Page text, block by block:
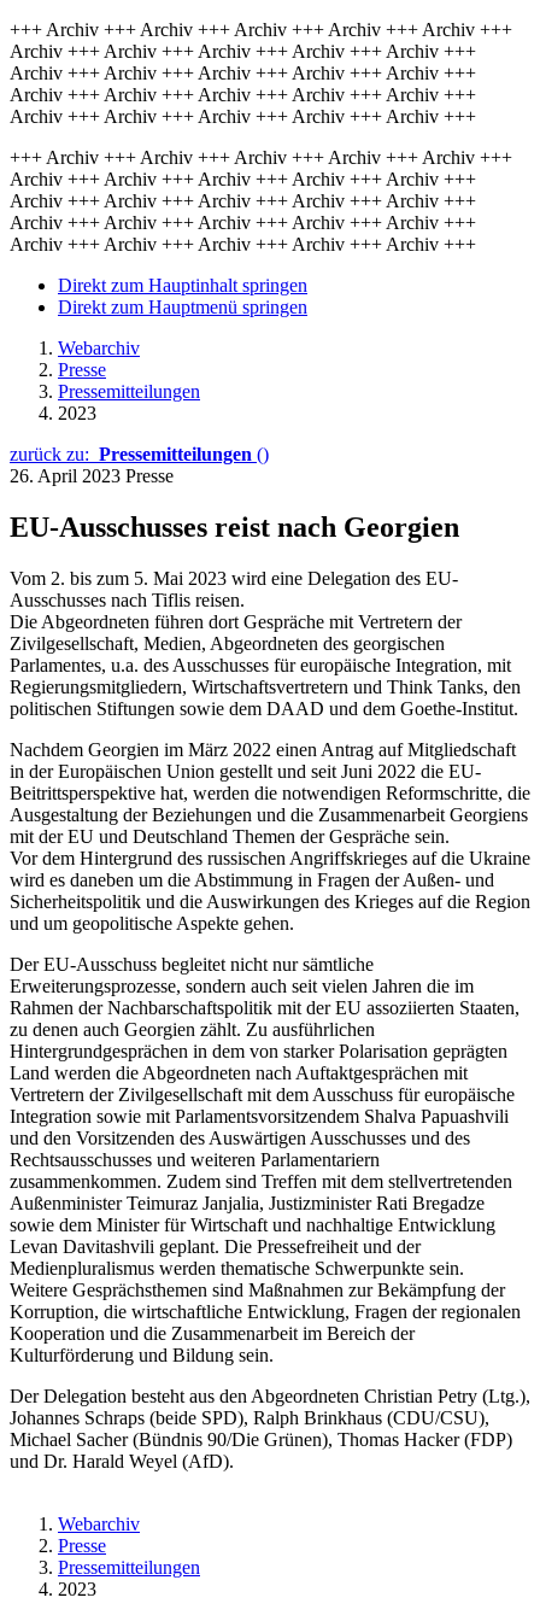
+++ Archiv +++ Archiv +++ Archiv +++ Archiv +++ Archiv +++
Archiv +++ Archiv +++ Archiv +++ Archiv +++ Archiv +++
Archiv +++ Archiv +++ Archiv +++ Archiv +++ Archiv +++
Archiv +++ Archiv +++ Archiv +++ Archiv +++ Archiv +++
Archiv +++ Archiv +++ Archiv +++ Archiv +++ Archiv +++
+++ Archiv +++ Archiv +++ Archiv +++ Archiv +++ Archiv +++
Archiv +++ Archiv +++ Archiv +++ Archiv +++ Archiv +++
Archiv +++ Archiv +++ Archiv +++ Archiv +++ Archiv +++
Archiv +++ Archiv +++ Archiv +++ Archiv +++ Archiv +++
Archiv +++ Archiv +++ Archiv +++ Archiv +++ Archiv +++
Direkt zum Hauptinhalt springen
Direkt zum Hauptmenü springen
Webarchiv
Presse
Pressemitteilungen
2023
zurück zu: Pressemitteilungen ()
26. April 2023 Presse
EU-Ausschusses reist nach Georgien
Vom 2. bis zum 5. Mai 2023 wird eine Delegation des EU-
Ausschusses nach Tiflis reisen.
Die Abgeordneten führen dort Gespräche mit Vertretern der
Zivilgesellschaft, Medien, Abgeordneten des georgischen
Parlamentes, u.a. des Ausschusses für europäische Integration, mit
Regierungsmitgliedern, Wirtschaftsvertretern und Think Tanks, den
politischen Stiftungen sowie dem DAAD und dem Goethe-Institut.
Nachdem Georgien im März 2022 einen Antrag auf Mitgliedschaft
in der Europäischen Union gestellt und seit Juni 2022 die EU-
Beitrittsperspektive hat, werden die notwendigen Reformschritte, die
Ausgestaltung der Beziehungen und die Zusammenarbeit Georgiens
mit der EU und Deutschland Themen der Gespräche sein.
Vor dem Hintergrund des russischen Angriffskrieges auf die Ukraine
wird es daneben um die Abstimmung in Fragen der Außen- und
Sicherheitspolitik und die Auswirkungen des Krieges auf die Region
und um geopolitische Aspekte gehen.
Der EU-Ausschuss begleitet nicht nur sämtliche
Erweiterungsprozesse, sondern auch seit vielen Jahren die im
Rahmen der Nachbarschaftspolitik mit der EU assoziierten Staaten,
zu denen auch Georgien zählt. Zu ausführlichen
Hintergrundgesprächen in dem von starker Polarisation geprägten
Land werden die Abgeordneten nach Auftaktgesprächen mit
Vertretern der Zivilgesellschaft mit dem Ausschuss für europäische
Integration sowie mit Parlamentsvorsitzendem Shalva Papuashvili
und den Vorsitzenden des Auswärtigen Ausschusses und des
Rechtsausschusses und weiteren Parlamentariern
zusammenkommen. Zudem sind Treffen mit dem stellvertretenden
Außenminister Teimuraz Janjalia, Justizminister Rati Bregadze
sowie dem Minister für Wirtschaft und nachhaltige Entwicklung
Levan Davitashvili geplant. Die Pressefreiheit und der
Medienpluralismus werden thematische Schwerpunkte sein.
Weitere Gesprächsthemen sind Maßnahmen zur Bekämpfung der
Korruption, die wirtschaftliche Entwicklung, Fragen der regionalen
Kooperation und die Zusammenarbeit im Bereich der
Kulturförderung und Bildung sein.
Der Delegation besteht aus den Abgeordneten Christian Petry (Ltg.),
Johannes Schraps (beide SPD), Ralph Brinkhaus (CDU/CSU),
Michael Sacher (Bündnis 90/Die Grünen), Thomas Hacker (FDP)
und Dr. Harald Weyel (AfD).
Webarchiv
Presse
Pressemitteilungen
2023